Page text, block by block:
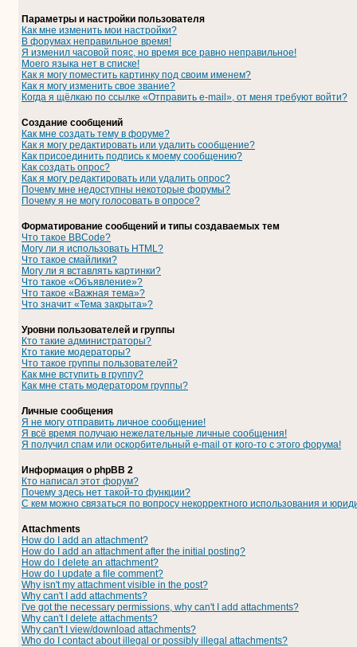
Параметры и настройки пользователя
Как мне изменить мои настройки?
В форумах неправильное время!
Я изменил часовой пояс, но время все равно неправильное!
Моего языка нет в списке!
Как я могу поместить картинку под своим именем?
Как я могу изменить свое звание?
Когда я щёлкаю по ссылке «Отправить e-mail», от меня требуют войти?
Создание сообщений
Как мне создать тему в форуме?
Как я могу редактировать или удалить сообщение?
Как присоединить подпись к моему сообщению?
Как создать опрос?
Как я могу редактировать или удалить опрос?
Почему мне недоступны некоторые форумы?
Почему я не могу голосовать в опросе?
Форматирование сообщений и типы создаваемых тем
Что такое BBCode?
Могу ли я использовать HTML?
Что такое смайлики?
Могу ли я вставлять картинки?
Что такое «Объявление»?
Что такое «Важная тема»?
Что значит «Тема закрыта»?
Уровни пользователей и группы
Кто такие администраторы?
Кто такие модераторы?
Что такое группы пользователей?
Как мне вступить в группу?
Как мне стать модератором группы?
Личные сообщения
Я не могу отправить личное сообщение!
Я всё время получаю нежелательные личные сообщения!
Я получил спам или оскорбительный e-mail от кого-то с этого форума!
Информация о phpBB 2
Кто написал этот форум?
Почему здесь нет такой-то функции?
С кем можно связаться по вопросу некорректного использования и
Attachments
How do I add an attachment?
How do I add an attachment after the initial posting?
How do I delete an attachment?
How do I update a file comment?
Why isn't my attachment visible in the post?
Why can't I add attachments?
I've got the necessary permissions, why can't I add attachments?
Why can't I delete attachments?
Why can't I view/download attachments?
Who do I contact about illegal or possibly illegal attachments?